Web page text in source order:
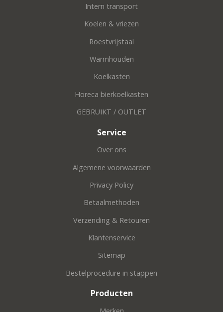
Intern transport
Koelen & vriezen
Roestvrijstaal
Warmhouden
Koelkasten
Horeca bierkoelkasten
GEBRUIKT / OUTLET
Service
Over ons
Algemene voorwaarden
Privacy Policy
Betaalmethoden
Verzending & Retouren
Klantenservice
Sitemap
Bestelprocedure in stappen
Producten